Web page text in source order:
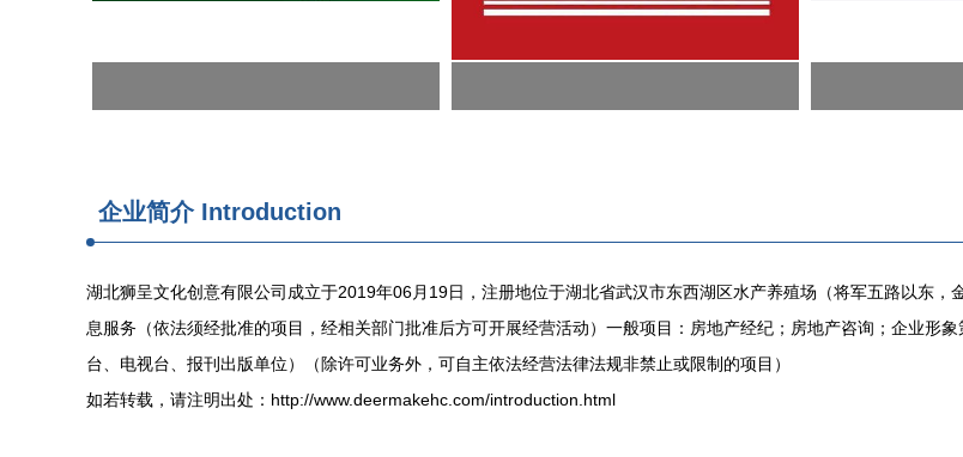
企业简介 Introduction
湖北狮呈文化创意有限公司成立于2019年06月19日，注册地位于湖北省武汉市东西湖区水产养殖场（将军五路以东
息服务（依法须经批准的项目，经相关部门批准后方可开展经营活动）一般项目：房地产经纪；房地产咨询；企业形
台、电视台、报刊出版单位）（除许可业务外，可自主依法经营法律法规非禁止或限制的项目）
如若转载，请注明出处：http://www.deermakehc.com/introduction.html